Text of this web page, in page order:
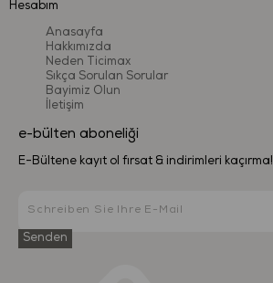
Hesabım
Anasayfa
Hakkımızda
Neden Ticimax
Sıkça Sorulan Sorular
Bayimiz Olun
İletişim
e-bülten aboneliği
E-Bültene kayıt ol fırsat & indirimleri kaçırma!
Senden